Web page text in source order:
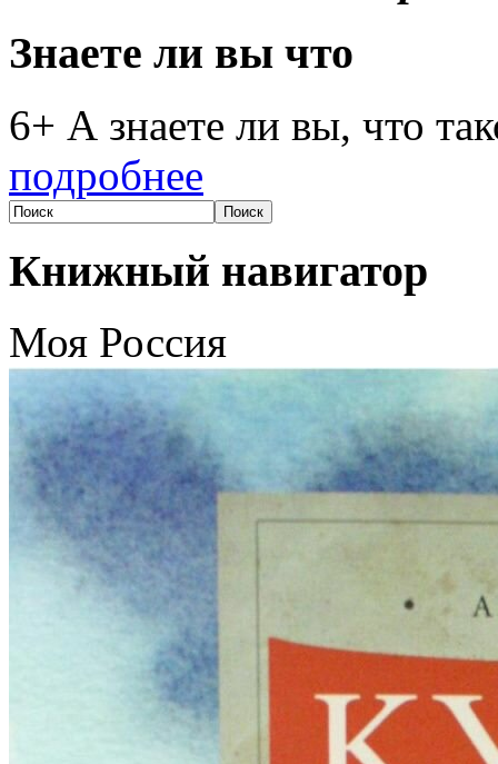
Знаете ли вы что
6+ А знаете ли вы, что
подробнее
Книжный навигатор
Моя Россия